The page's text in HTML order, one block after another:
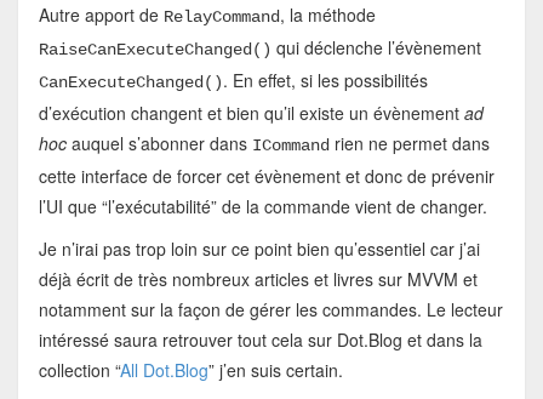
Autre apport de RelayCommand, la méthode
RaiseCanExecuteChanged() qui déclenche l’évènement
CanExecuteChanged(). En effet, si les possibilités
d’exécution changent et bien qu’il existe un évènement ad
hocauquel s’abonner dans ICommandrien ne permet dans
cette interface de forcer cet évènement et donc de prévenir
l’UI que “l’exécutabilité” de la commande vient de changer.
Je n’irai pas trop loin sur ce point bien qu’essentiel car j’ai
déjà écrit de très nombreux articles et livres sur MVVM et
notamment sur la façon de gérer les commandes. Le lecteur
intéressé saura retrouver tout cela sur Dot.Blog et dans la
collection “All Dot.Blog” j’en suis certain.